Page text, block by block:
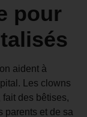
pour
aident à
Les clowns
fait des bêtises,
et de sa